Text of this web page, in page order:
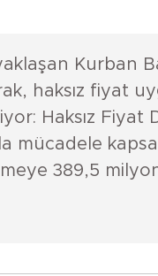
Kurban
haksız fiyat
Haksız
mücadele
389,5